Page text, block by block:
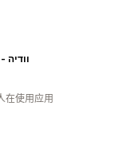
Vedya - וודיה
在使用应用